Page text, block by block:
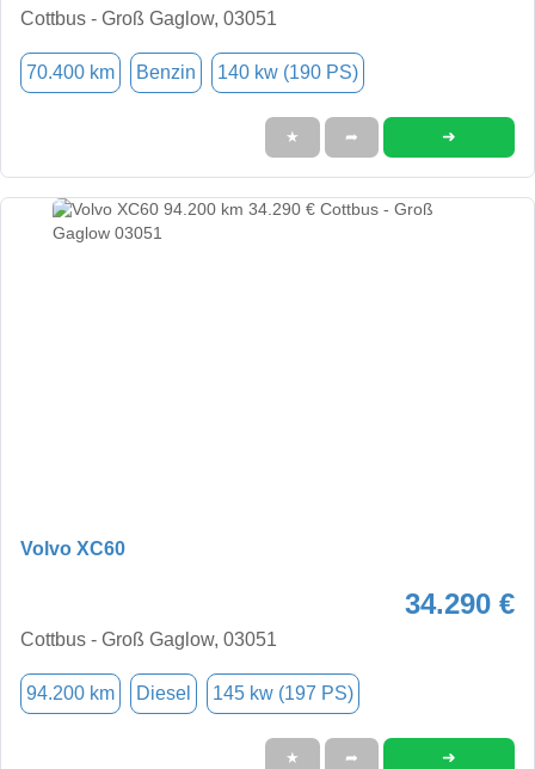
Cottbus - Groß Gaglow, 03051
70.400 km Benzin 140 kw (190 PS)
★ ➦ ➜
Volvo XC60
34.290 €
Cottbus - Groß Gaglow, 03051
94.200 km Diesel 145 kw (197 PS)
★ ➦ ➜